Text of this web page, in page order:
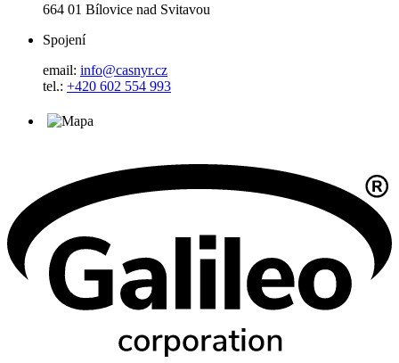
664 01 Bílovice nad Svitavou
Spojení
email: info@casnyr.cz
tel.: +420 602 554 993